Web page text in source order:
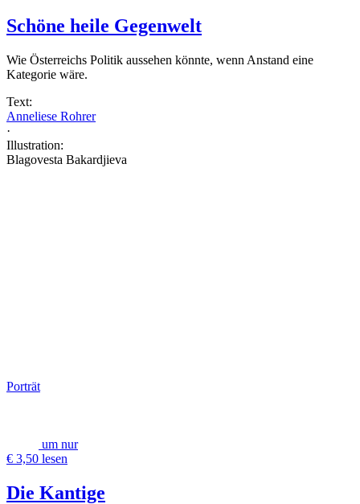
Schöne heile Gegenwelt
Wie Österreichs Politik aussehen könnte, wenn Anstand eine
Kategorie wäre.
Text:
Anneliese Rohrer
·
Illustration:
Blagovesta Bakardjieva
Porträt
um nur
€ 3,50 lesen
Die Kantige